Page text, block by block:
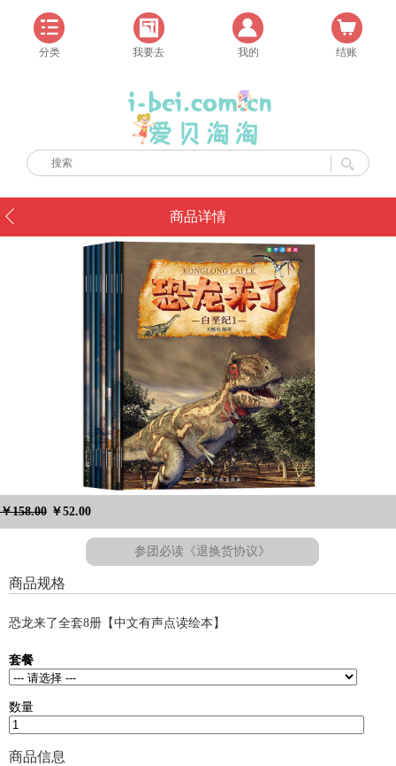
分类 我要去 我的 结账
商品详情
￥158.00 ￥52.00
参团必读《退换货协议》
商品规格
恐龙来了全套8册【中文有声点读绘本】
套餐
数量
商品信息